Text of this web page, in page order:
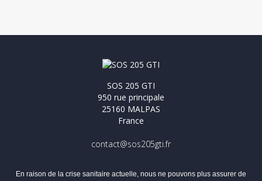
SOS 205 GTI
950 rue principale
25160 MALPAS
France
contact@sos205gti.fr
En raison de la crise sanitaire actuelle, nous ne pouvons plus assurer de